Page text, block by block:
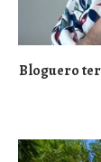
Bloguero